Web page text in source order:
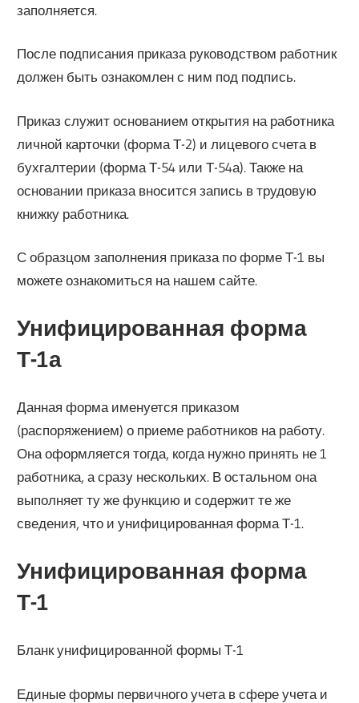
заполняется.
После подписания приказа руководством работник
должен быть ознакомлен с ним под подпись.
Приказ служит основанием открытия на работника
личной карточки (форма Т-2) и лицевого счета в
бухгалтерии (форма Т-54 или Т-54а). Также на
основании приказа вносится запись в трудовую
книжку работника.
С образцом заполнения приказа по форме Т-1 вы
можете ознакомиться на нашем сайте.
Унифицированная форма
Т-1а
Данная форма именуется приказом
(распоряжением) о приеме работников на работу.
Она оформляется тогда, когда нужно принять не 1
работника, а сразу нескольких. В остальном она
выполняет ту же функцию и содержит те же
сведения, что и унифицированная форма Т-1.
Унифицированная форма
Т-1
Бланк унифицированной формы Т-1
Единые формы первичного учета в сфере учета и